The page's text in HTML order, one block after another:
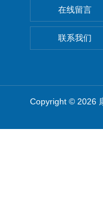
在线留言
联系我们
Copyright © 2026